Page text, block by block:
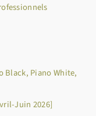
Black, Piano White,
Juin 2026]